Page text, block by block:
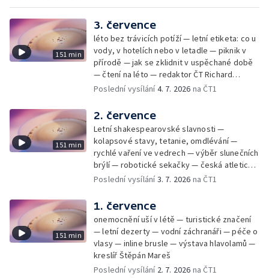
151 min
3. července
léto bez trávicích potíží — letní etiketa: co u
vody, v hotelích nebo v letadle — piknik v
přírodě — jak se zklidnit v uspěchané době
— čtení na léto — redaktor ČT Richard
Samko
Poslední vysílání4. 7. 2026 na ČT1
151 min
2. července
Letní shakespearovské slavnosti —
kolapsové stavy, tetanie, omdlévání —
rychlé vaření ve vedrech — výběr slunečních
brýlí — robotické sekačky — česká atletická
rekordmanka — psí seriál: výmarský
Poslední vysílání3. 7. 2026 na ČT1
151 min
1. července
onemocnění uší v létě — turistické značení
— letní dezerty — vodní záchranáři — péče o
vlasy — inline brusle — výstava hlavolamů —
kreslíř Štěpán Mareš
Poslední vysílání 2. 7. 2026 na ČT1